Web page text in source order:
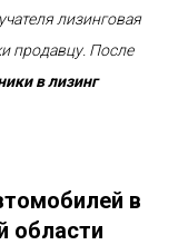
лизинговая
продавцу. После
в лизинг
в
области